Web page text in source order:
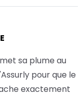
sa plume au
pour que le
exactement